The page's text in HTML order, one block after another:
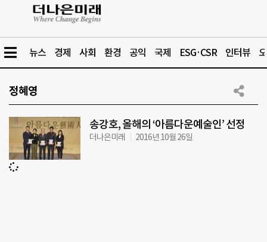
뉴스 경제 사회 환경 공익 국제 ESG·CSR 인터뷰
정혜영
송강호, 올해의 ‘아름다운예술인’ 선정
더나은미래 2016년 10월 26일